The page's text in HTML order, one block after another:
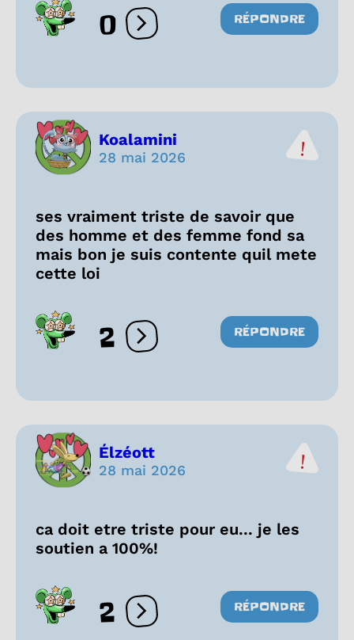
0 Ouvrir les réactions
RÉPONDRE
Koalamini
28 mai 2026
ses vraiment triste de savoir que
des homme et des femme fond sa
mais bon je suis contente quil mete
cette loi
2 Ouvrir les réactions
RÉPONDRE
Élzéott
28 mai 2026
ca doit etre triste pour eu... je les
soutien a 100%!
2 Ouvrir les réactions
RÉPONDRE